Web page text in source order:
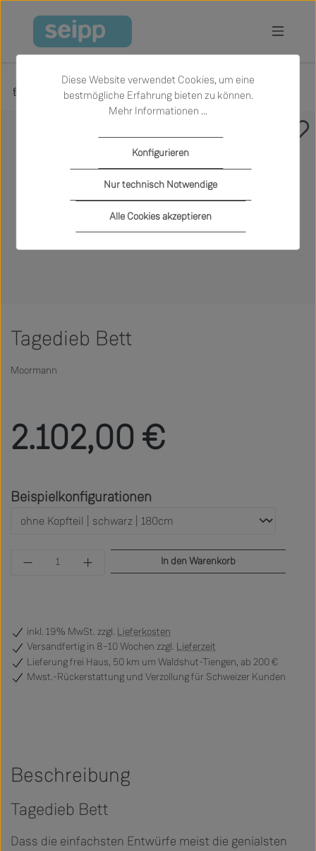
Zum Hauptinhalt springen
Produkte Schlafen Betten
Tagedieb Bett
Moormann
2.102,00 €
Beispielkonfigurationen
Produkt Anzahl: Gib den gewünschten Wert
In den Warenkorb
inkl. 19% MwSt. zzgl. Lieferkosten
Versandfertig in 8–10 Wochen zzgl. Lieferzeit
Lieferung frei Haus, 50 km um Waldshut-Tiengen, ab 200 €
Mwst.-Rückerstattung und Verzollung für Schweizer Kunden
Beschreibung
Tagedieb Bett
Dass die einfachsten Entwürfe meist die genialsten
Diese Website verwendet Cookies, um eine
bestmögliche Erfahrung bieten zu können.
Mehr Informationen ...
Nur technisch Notwendige
Konfigurieren
Alle Cookies akzeptieren